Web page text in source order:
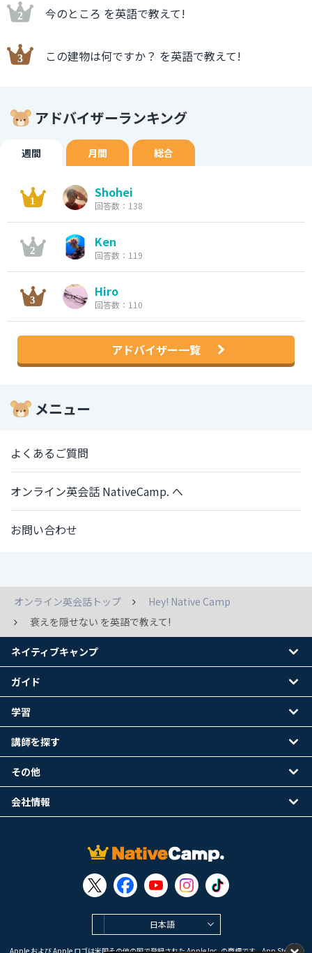
今のところ を英語で教えて!
この建物は何ですか？ を英語で教えて!
アドバイザーランキング
週間 月間 総合
Shohei
回答数：138
Ken
回答数：119
Hiro
回答数：110
アドバイザー一覧
メニュー
よくあるご質問
オンライン英会話 NativeCamp. へ
お問い合わせ
オンライン英会話トップ
Hey! Native Camp
衰えを隠せない を英語で教えて!
日本語
Apple および Apple ロゴは米国その他の国で登録された Apple Inc. の商標です。App Store は
ネイティブキャンプ
ガイド
学習
講師を探す
その他
会社情報